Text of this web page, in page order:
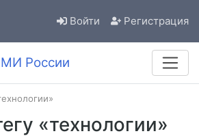
Войти Регистрация
России
«технологии»